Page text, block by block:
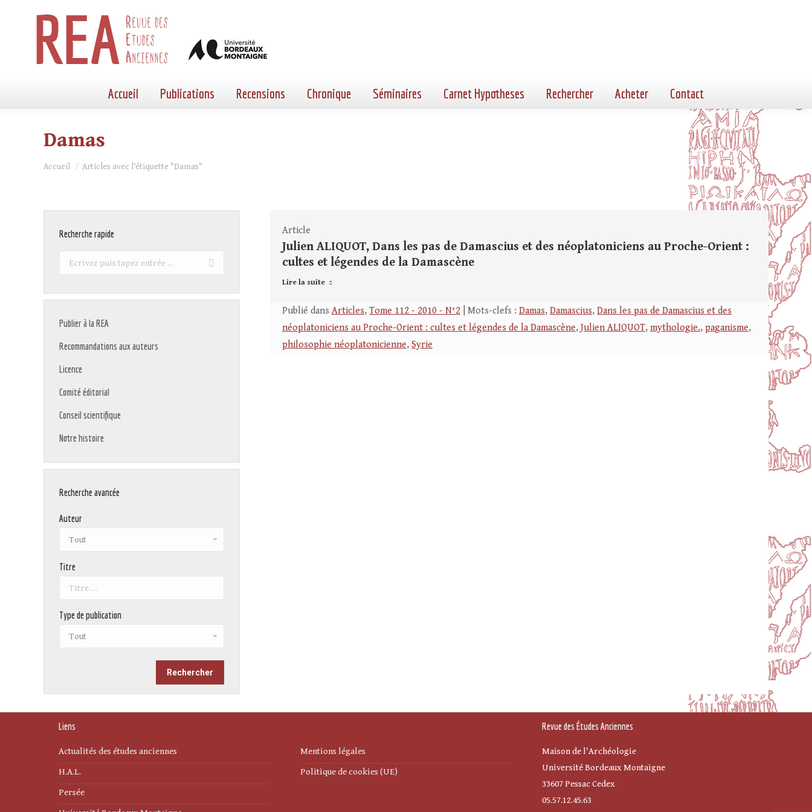
Accueil Publications Recensions Chronique Séminaires Carnet Hypotheses Rechercher Acheter Contact
Damas
Vous êtes ici :
Accueil Articles avec l’étiquette "Damas"
Article
Julien ALIQUOT, Dans les pas de Damascius et des néoplatoniciens au Proche-Orient :
cultes et légendes de la Damascène
Lire la suite
Publié dans Articles, Tome 112 - 2010 - N°2 | Mots-clefs : Damas, Damascius, Dans les pas de Damascius et des
néoplatoniciens au Proche-Orient : cultes et légendes de la Damascène, Julien ALIQUOT, mythologie., paganisme,
philosophie néoplatonicienne, Syrie
Recherche rapide
Recherche
Publier à la REA
Recommandations aux auteurs
Licence
Comité éditorial
Conseil scientifique
Notre histoire
Recherche avancée
Auteur
Titre
Type de publication
Liens
Actualités des études anciennes
H.A.L.
Persée
Mentions légales
Politique de cookies (UE)
Revue des Études Anciennes
Maison de l'Archéologie
Université Bordeaux Montaigne
33607 Pessac Cedex
05.57.12.45.63